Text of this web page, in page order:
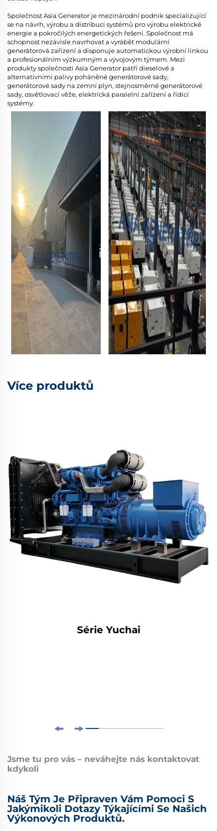
Společnost Asia Generator je mezinárodní podnik specializující
se na návrh, výrobu a distribuci systémů pro výrobu elektrické
energie a pokročilých energetických řešení. Společnost má
schopnost nezávisle navrhovat a vyrábět modulární
generátorová zařízení a disponuje automatickou výrobní linkou
a profesionálním výzkumným a vývojovým týmem. Mezi
produkty společnosti Asia Generator patří dieselové a
alternativními palivy poháněné generátorové sady,
generátorové sady na zemní plyn, stejnosměrné generátorové
sady, osvětlovací věže, elektrická paralelní zařízení a řídicí
systémy.
Více produktů
Série Yuchai
Jsme tu pro vás – neváhejte nás kontaktovat
kdykoli
Náš Tým Je Připraven Vám Pomoci S
Jakýmikoli Dotazy Týkajícími Se Našich
Výkonových Produktů.